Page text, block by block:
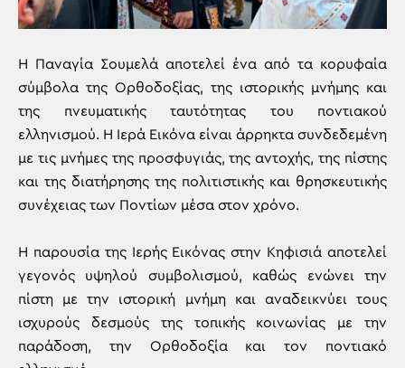
Η Παναγία Σουμελά αποτελεί ένα από τα κορυφαία
σύμβολα της Ορθοδοξίας, της ιστορικής μνήμης και
της πνευματικής ταυτότητας του ποντιακού
ελληνισμού. Η Ιερά Εικόνα είναι άρρηκτα συνδεδεμένη
με τις μνήμες της προσφυγιάς, της αντοχής, της πίστης
και της διατήρησης της πολιτιστικής και θρησκευτικής
συνέχειας των Ποντίων μέσα στον χρόνο.
Η παρουσία της Ιερής Εικόνας στην Κηφισιά αποτελεί
γεγονός υψηλού συμβολισμού, καθώς ενώνει την
πίστη με την ιστορική μνήμη και αναδεικνύει τους
ισχυρούς δεσμούς της τοπικής κοινωνίας με την
παράδοση, την Ορθοδοξία και τον ποντιακό